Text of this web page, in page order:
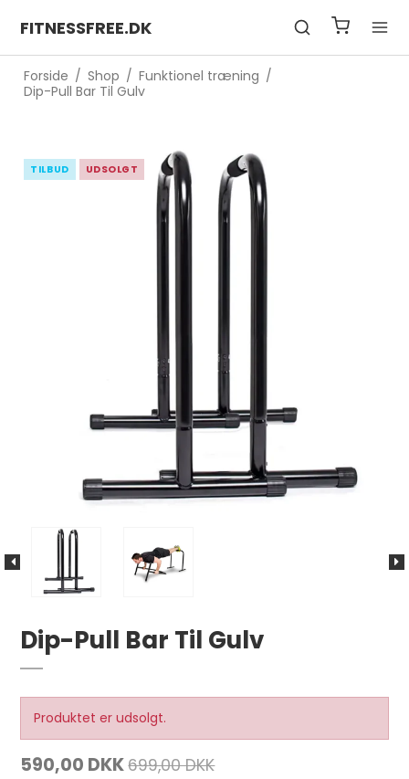
FITNESSFREE.DK
Forside / Shop / Funktionel træning /
Dip-Pull Bar Til Gulv
TILBUD UDSOLGT
Dip-Pull Bar Til Gulv
Produktet er udsolgt.
590,00 DKK699,00 DKK